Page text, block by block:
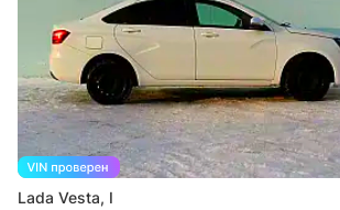
Lada Vesta, I